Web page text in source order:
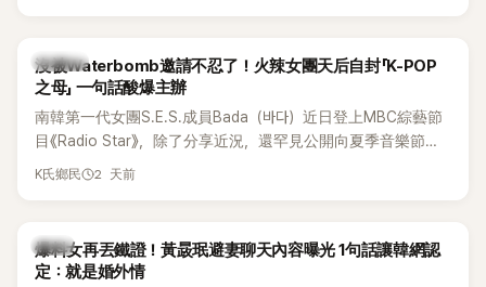
延燒到過去的爭議。李瑞鎮脫口補刀：「妳以前不是還在游泳池
開過記者會？」直接點名她當年的風波。李智惠聽了忍不住笑
說：「哥怎麼連這個都知道？」李瑞鎮則回嘴：「那時候新聞鬧那
麼大，不知道才奇怪吧。」一來一往，氣氛反而更加輕鬆。 談到
當年情況，李智惠終於鬆口坦言，當時確實被質疑動過隆胸手
術。她回憶：「拍了比基尼照片之後，就開始被說是不是去隆乳
了。」為了澄清誤會，她只好親自站出來說清楚。 李智惠進一步
想，既然一直說我有做，那我乾脆把腋下給大家看，證明我根
本沒動過。」一句話說完，全場瞬間炸鍋，來賓又驚又笑。 事實
K-POP
沒被Waterbomb邀請不忍了！火辣女團天后自封「K-POP
之母」 一句話酸爆主辦
南韓第一代女團S.E.S.成員Bada（바다）近日登上MBC綜藝節
目《Radio Star》，除了分享近況，還罕見公開向夏季音樂節
Waterbomb喊話，笑稱自己至今從未受邀演出，更幽默表示：
K氏鄉民 2 天前
韓星
爆料女再丟鐵證！黃晸珉避妻聊天內容曝光 1句話讓韓網認
定：就是婚外情